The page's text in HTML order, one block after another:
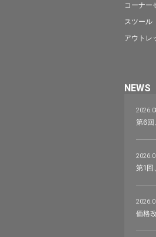
コーナー
スツール
アウトレ
NEWS
第6回
第1回
価格